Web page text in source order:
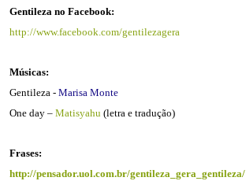
Gentileza no Facebook:
http://www.facebook.com/gentilezagera
Músicas:
Gentileza - Marisa Monte
One day – Matisyahu (letra e tradução)
Frases:
http://pensador.uol.com.br/gentileza_gera_gentileza/